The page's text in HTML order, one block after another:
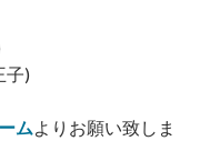
子)
ム よりお願い致しま